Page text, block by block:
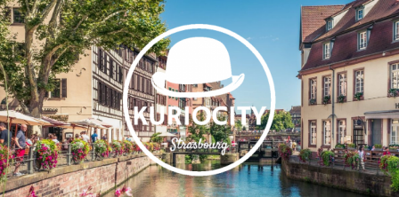
Skip
to
content